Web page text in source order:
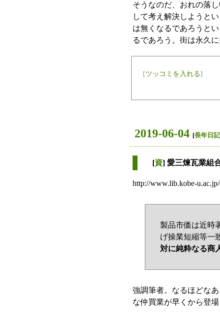
そうなのだ、おれの落
して考え解決しようと
は無くなるであろうと
るであろう。街は永久
[ツッコミを入れる]
2019-06-04 [長年日記
[資] 愛三煉瓦業組
http://www.lib.kobe-
製品市価は近時
げ操業短縮等一
対に純粋なる商
強調筆者。なるほどな
な仲買業が早くから登